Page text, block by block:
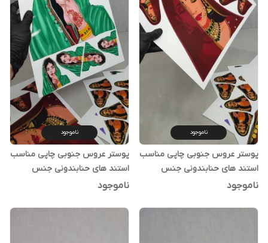
ناموجود
پوستر عروس جنوبی چاپی مناسب
استند های حنابندونی جنس
فوتوگلاسه ضخیم رنگ قرمز کد 5
ناموجود
ناموجود
پوستر عروس جنوبی چاپی مناسب
استند های حنابندونی جنس
فوتوگلاسه ضخیم رنگ سبز کد 4
ناموجود